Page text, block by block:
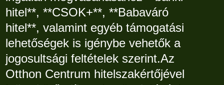
hitel**, **CSOK+**, **Babaváró
hitel**, valamint egyéb támogatási
lehetőségek is igénybe vehetők a
jogosultsági feltételek szerint.Az
Otthon Centrum hitelszakértőjével